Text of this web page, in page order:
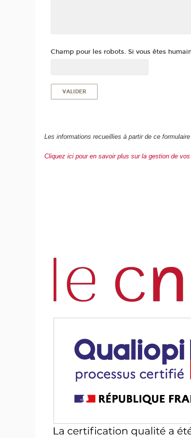
Champ pour les robots. Si vous êtes
Les informations recueillies à partir de ce
Cliquez ici pour en savoir plus sur la gestion de